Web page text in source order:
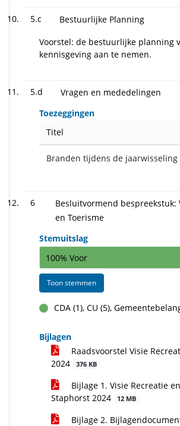
5.c
Bestuurlijke Planning
Voorstel: de bestuurlijke planning
kennisgeving aan te nemen.
5.d
Vragen en mededelingen
Toezeggingen
Titel
Branden tijdens de jaarwisseling
6
Besluitvormend bespreekstuk:
en Toerisme
Stemuitslag
100% Voor
Toon stemmen
voor
CDA (1), CU (5),
Bijlagen
Raadsvoorstel Visie
2024
376 KB
Bijlage 1. Visie Recreatie
Staphorst 2024
12 MB
Bijlage 2.